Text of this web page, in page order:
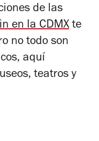
de las
en la CDMX te
no todo son
aquí
teatros y